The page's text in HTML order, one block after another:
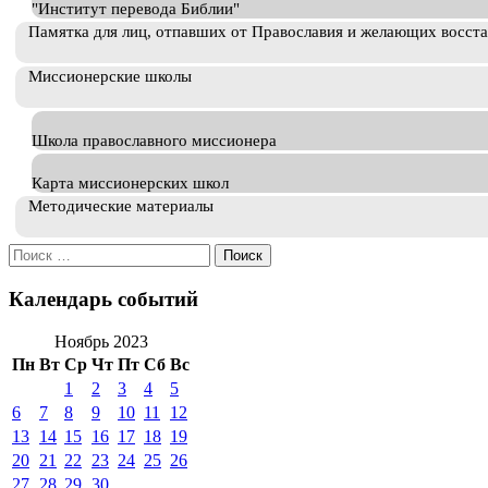
"Институт перевода Библии"
Памятка для лиц, отпавших от Православия и желающих
Миссионерские школы
Школа православного миссионера
Карта миссионерских школ
Методические материалы
Искать:
Календарь событий
Ноябрь 2023
Пн Вт Ср Чт Пт Сб Вс
1 2 3 4
5
6
7 8 9 10 11
12
13 14 15 16 17 18 19
20 21 22 23 24 25 26
27 28 29 30